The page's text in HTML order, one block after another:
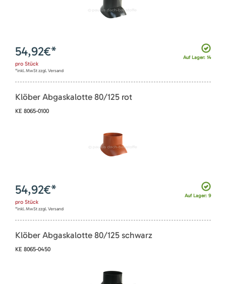
Auf Lager: 14
54,92€*
pro Stück
*inkl. MwSt zzgl. Versand
Klöber Abgaskalotte 80/125 rot
KE 8065-0100
Auf Lager: 9
54,92€*
pro Stück
*inkl. MwSt zzgl. Versand
Klöber Abgaskalotte 80/125 schwarz
KE 8065-0450